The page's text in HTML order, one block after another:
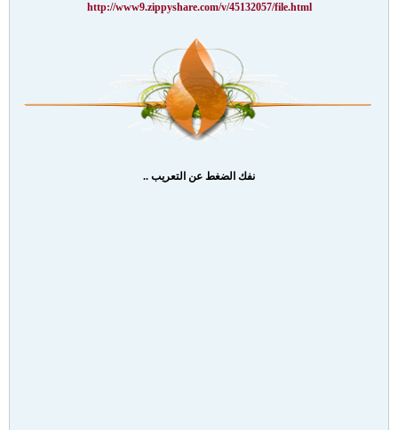
http://www9.zippyshare.com/v/45132057/file.html
نفك الضغط عن التعريب ..